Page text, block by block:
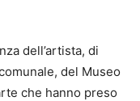
dell’artista, di
del Museo
che hanno preso